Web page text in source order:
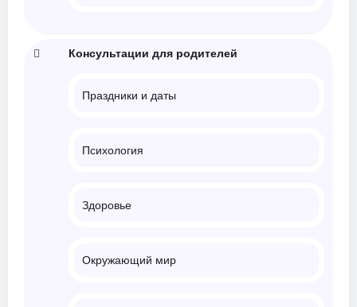
Консультации для родителей
Праздники и даты
Психология
Здоровье
Окружающий мир